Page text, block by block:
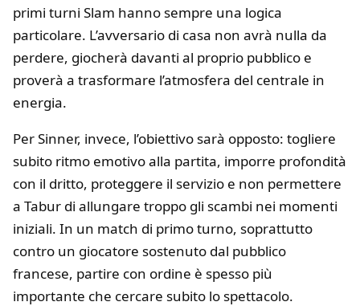
primi turni Slam hanno sempre una logica
particolare. L’avversario di casa non avrà nulla da
perdere, giocherà davanti al proprio pubblico e
proverà a trasformare l’atmosfera del centrale in
energia.
Per Sinner, invece, l’obiettivo sarà opposto: togliere
subito ritmo emotivo alla partita, imporre profondità
con il dritto, proteggere il servizio e non permettere
a Tabur di allungare troppo gli scambi nei momenti
iniziali. In un match di primo turno, soprattutto
contro un giocatore sostenuto dal pubblico
francese, partire con ordine è spesso più
importante che cercare subito lo spettacolo.